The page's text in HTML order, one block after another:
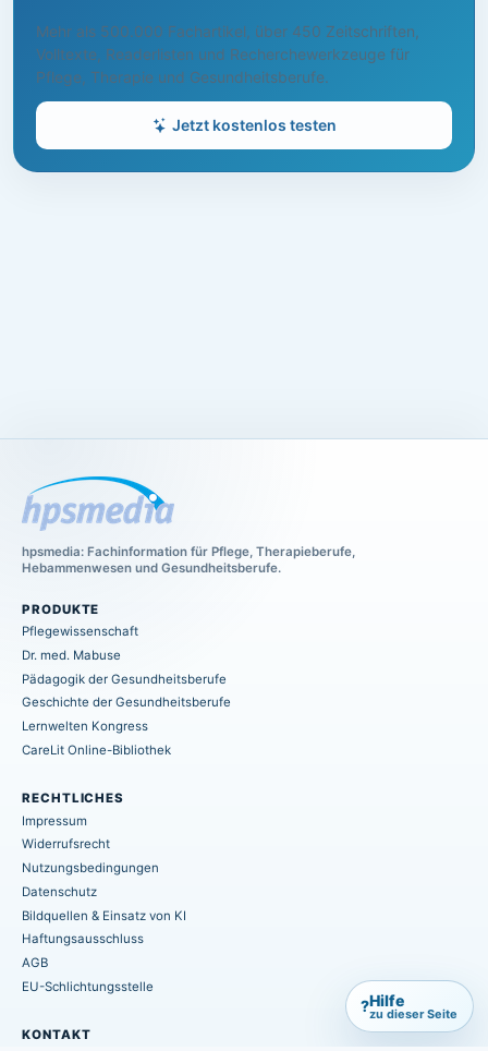
Mehr als 500.000 Fachartikel, über 450 Zeitschriften,
Volltexte, Readerlisten und Recherchewerkzeuge für
Pflege, Therapie und Gesundheitsberufe.
Jetzt kostenlos testen
hpsmedia: Fachinformation für Pflege, Therapieberufe,
Hebammenwesen und Gesundheitsberufe.
PRODUKTE
Pflegewissenschaft
Dr. med. Mabuse
Pädagogik der Gesundheitsberufe
Geschichte der Gesundheitsberufe
Lernwelten Kongress
CareLit Online-Bibliothek
RECHTLICHES
Impressum
Widerrufsrecht
Nutzungsbedingungen
Datenschutz
Bildquellen & Einsatz von KI
Haftungsausschluss
AGB
EU-Schlichtungsstelle
KONTAKT
?Hilfe
zu dieser Seite